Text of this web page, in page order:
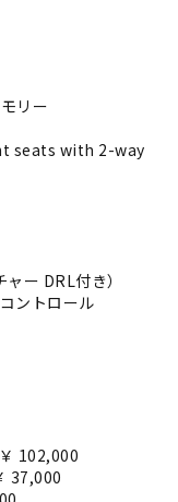
リー
seats with 2-way
ー DRL付き）
ントロール
102,000
37,000